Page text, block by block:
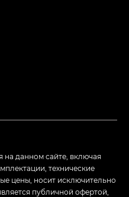
на данном сайте, включая
технические
цены, носит исключительно
публичной офертой,